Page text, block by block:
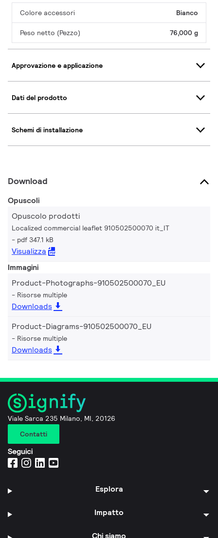
Colore accessori Bianco
Peso netto (Pezzo) 76,000 g
Approvazione e applicazione
Dati del prodotto
Schemi di installazione
Download
Opuscoli
Opuscolo prodotti
Localized commercial leaflet 910502500070 it_IT
pdf 347.1 kB
Visualizza
Immagini
Product-Photographs-910502500070_EU
Risorse multiple
Downloads
Product-Diagrams-910502500070_EU
Risorse multiple
Downloads
Viale Sarca 235 Milano, MI, 20126
Contatti
Seguici
Esplora
Impatto
Chi siamo